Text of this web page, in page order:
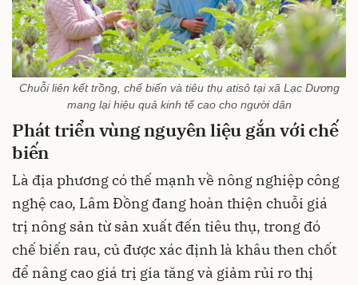
Chuỗi liên kết trồng, chế biến và tiêu thụ atisô tại xã Lạc Dương
mang lại hiệu quả kinh tế cao cho người dân
Phát triển vùng nguyên liệu gắn với chế
biến
Là địa phương có thế mạnh về nông nghiệp công
nghệ cao, Lâm Đồng đang hoàn thiện chuỗi giá
trị nông sản từ sản xuất đến tiêu thụ, trong đó
chế biến rau, củ được xác định là khâu then chốt
để nâng cao giá trị gia tăng và giảm rủi ro thị